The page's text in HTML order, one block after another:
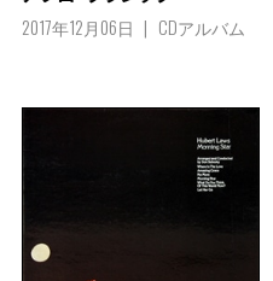
2017年12月06日 CDアルバム